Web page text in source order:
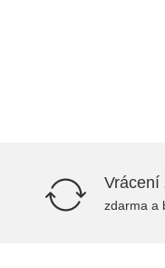
Vrácení
zdarma a